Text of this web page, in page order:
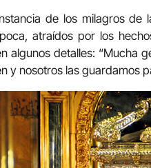
de los milagros
atraídos por los
algunos detalles: “Mucha
y nosotros las guardamos